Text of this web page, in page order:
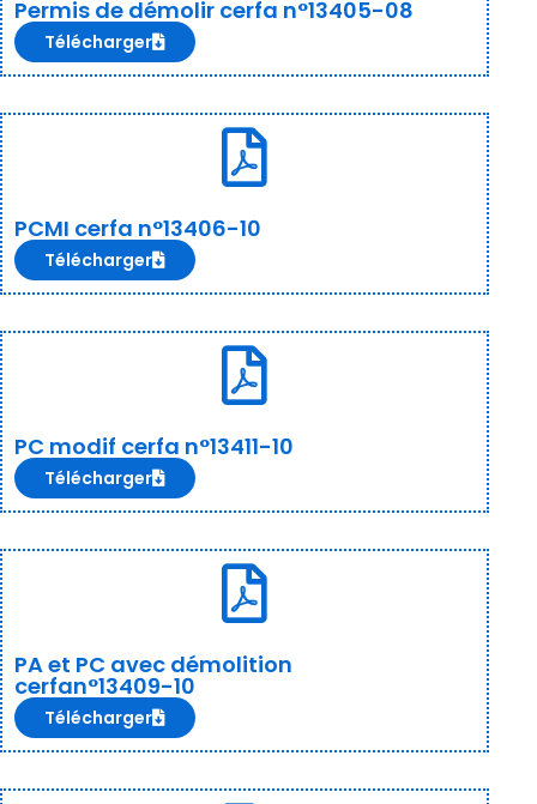
Permis de démolir cerfa n°13405-08
Télécharger
PCMI cerfa n°13406-10
Télécharger
PC modif cerfa n°13411-10
Télécharger
PA et PC avec démolition
cerfan°13409-10
Télécharger